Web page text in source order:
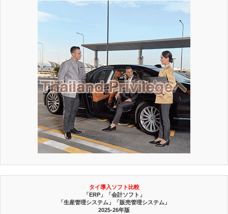
タイ導入ソフト比較
「ERP」「会計ソフト」
「生産管理システム」「販売管理システム」
2025-26年版